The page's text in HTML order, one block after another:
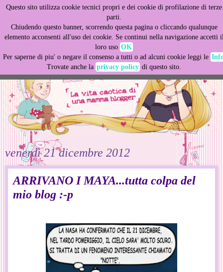
Questo sito utilizza cookie tecnici propri e dei cookie di profilazione di terze
parti.
Chiudendo questo banner, scorrendo questa pagina o cliccando qualunque
elemento acconsenti all'uso dei cookie. Se continui nella navigazione accetti
loro uso OK
Per saperne di piu' o negare il consenso a tutti o ad alcuni cookie leggi le
Trovate anche la privacy policy di questo sito.
venerdì 21 dicembre 2012
ARRIVANO I MAYA...tutta colpa del
mio blog :-p
This site uses cookies from Google to deliver its services
and to analyze traffic. Your IP address and user-agent are
shared with Google along with performance and security
metrics to ensure quality of service, generate usage
statistics, and to detect and address abuse.
LEARN MORE GOT IT